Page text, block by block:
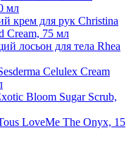
мл
крем для рук Christina
Cream, 75 мл
лосьон для тела Rhea
Celulex Cream
Bloom Sugar Scrub,
LoveMe The Onyx, 15